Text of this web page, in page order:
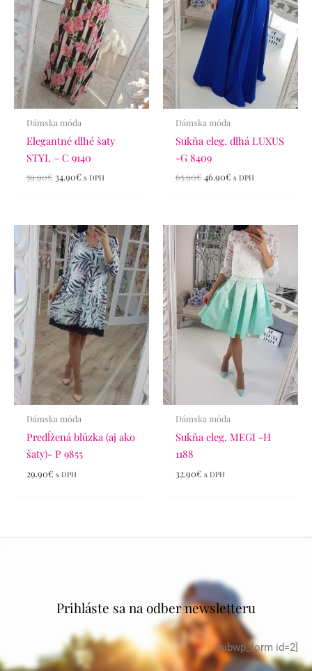
Dámska móda
Elegantné dlhé šaty
STYL – C 9140
59.90€ 34.90€ s DPH
Dámska móda
Sukňa eleg. dlhá LUXUS
-G 8409
65.90€ 46.90€ s DPH
Dámska móda
Predĺžená blúzka (aj ako
šaty)- P 9855
29.90€ s DPH
Dámska móda
Sukňa eleg. MEGI -H
1188
32.90€ s DPH
Prihláste sa na odber newsletteru
[sibwp_form id=2]